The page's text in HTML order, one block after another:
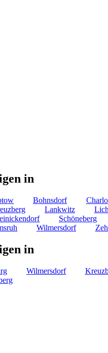
in
Bohnsdorf
Lankwitz
Schöneberg
Wilmersdorf
in
Wilmersdorf